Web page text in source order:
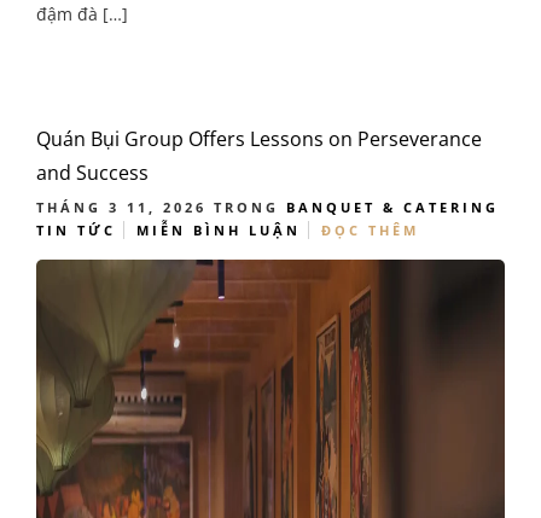
đậm đà […]
Quán Bụi Group Offers Lessons on Perseverance
and Success
THÁNG 3 11, 2026 TRONG BANQUET & CATERING
TIN TỨC
MIỄN BÌNH LUẬN ĐỌC THÊM